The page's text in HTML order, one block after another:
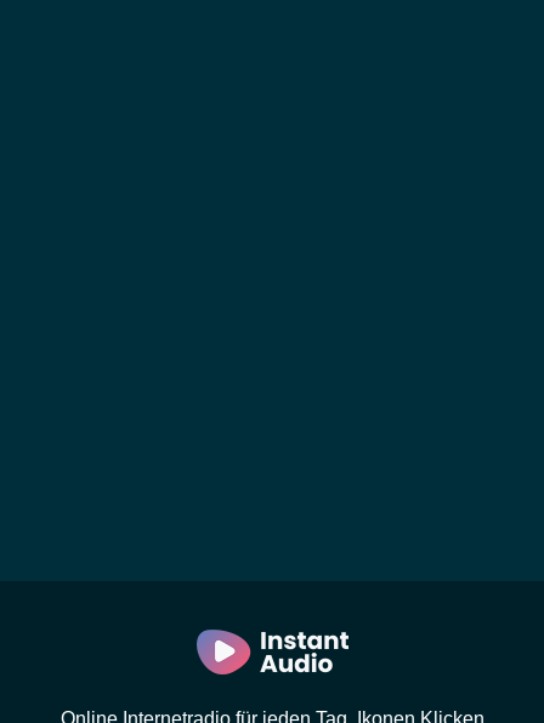
Online Internetradio für jeden Tag. Ikonen Klicken